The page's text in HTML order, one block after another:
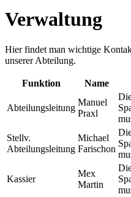
Verwaltung
Hier findet man wichtige
unserer Abteilung.
Funktion Name
Abteilungsleitung
Manuel
Praxl
Stellv.
Abteilungsleitung
Michael
Farischon
Kassier
Mex
Martin